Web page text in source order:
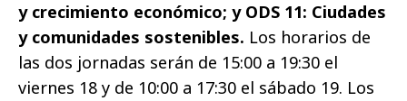
y crecimiento económico; y ODS 11: Ciudades
y comunidades sostenibles. Los horarios de
las dos jornadas serán de 15:00 a 19:30 el
viernes 18 y de 10:00 a 17:30 el sábado 19. Los